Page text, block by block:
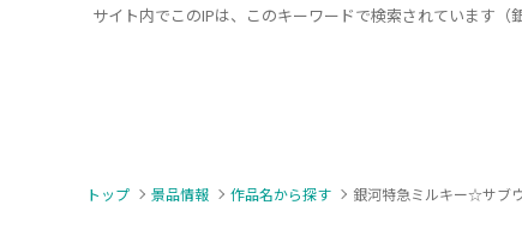
サイト内でこのIPは、このキーワードで検索されています
トップ 景品情報 作品名から探す 銀河特急ミルキー☆サブ